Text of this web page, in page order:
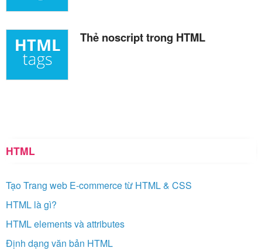
Thẻ noscript trong HTML
HTML
Tạo Trang web E-commerce từ HTML & CSS
HTML là gì?
HTML elements và attributes
Định dạng văn bản HTML